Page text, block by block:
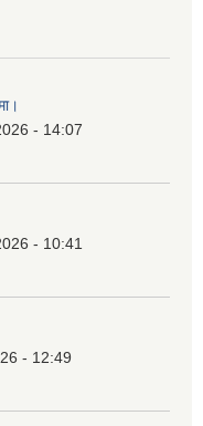
- 14:07
- 10:41
- 12:49